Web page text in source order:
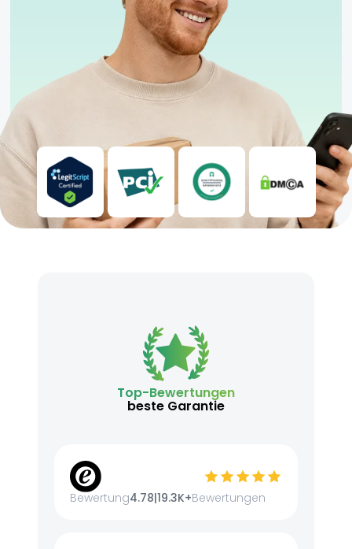
Top-Bewertungen
beste Garantie
Bewertung4.78|19.3K+Bewertungen